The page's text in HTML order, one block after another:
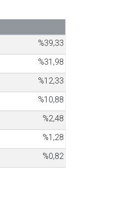
%39,33
%31,98
%12,33
%10,88
%2,48
%1,28
%0,82